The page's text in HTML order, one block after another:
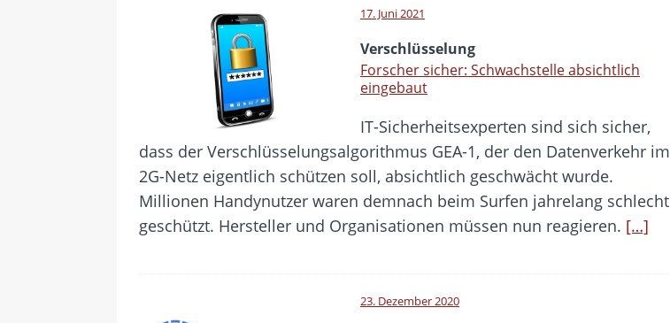
17. Juni 2021
Verschlüsselung
Forscher sicher: Schwachstelle absichtlich
eingebaut
IT-Sicherheitsexperten sind sich sicher,
dass der Verschlüsselungsalgorithmus GEA-1, der den Datenverkehr im
2G-Netz eigentlich schützen soll, absichtlich geschwächt wurde.
Millionen Handynutzer waren demnach beim Surfen jahrelang schlecht
geschützt. Hersteller und Organisationen müssen nun reagieren. […]
23. Dezember 2020